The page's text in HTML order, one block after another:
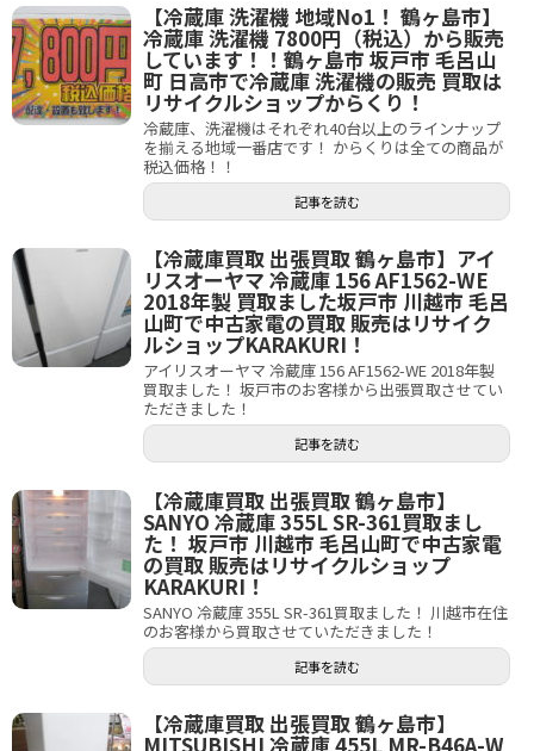
【冷蔵庫 洗濯機 地域No1！ 鶴ヶ島市】
冷蔵庫 洗濯機 7800円（税込）から販売
しています！！鶴ヶ島市 坂戸市 毛呂山
町 日高市で冷蔵庫 洗濯機の販売 買取は
リサイクルショップからくり！
冷蔵庫、洗濯機はそれぞれ40台以上のラインナップ
を揃える地域一番店です！ からくりは全ての商品が
税込価格！！
記事を読む
【冷蔵庫買取 出張買取 鶴ヶ島市】アイ
リスオーヤマ 冷蔵庫 156 AF1562-WE
2018年製 買取ました坂戸市 川越市 毛呂
山町で中古家電の買取 販売はリサイク
ルショップKARAKURI！
アイリスオーヤマ 冷蔵庫 156 AF1562-WE 2018年製
買取ました！ 坂戸市のお客様から出張買取させてい
ただきました！
記事を読む
【冷蔵庫買取 出張買取 鶴ヶ島市】
SANYO 冷蔵庫 355L SR-361買取まし
た！ 坂戸市 川越市 毛呂山町で中古家電
の買取 販売はリサイクルショップ
KARAKURI！
SANYO 冷蔵庫 355L SR-361買取ました！ 川越市在住
のお客様から買取させていただきました！
記事を読む
【冷蔵庫買取 出張買取 鶴ヶ島市】
MITSUBISHI 冷蔵庫 455L MR-B46A-W